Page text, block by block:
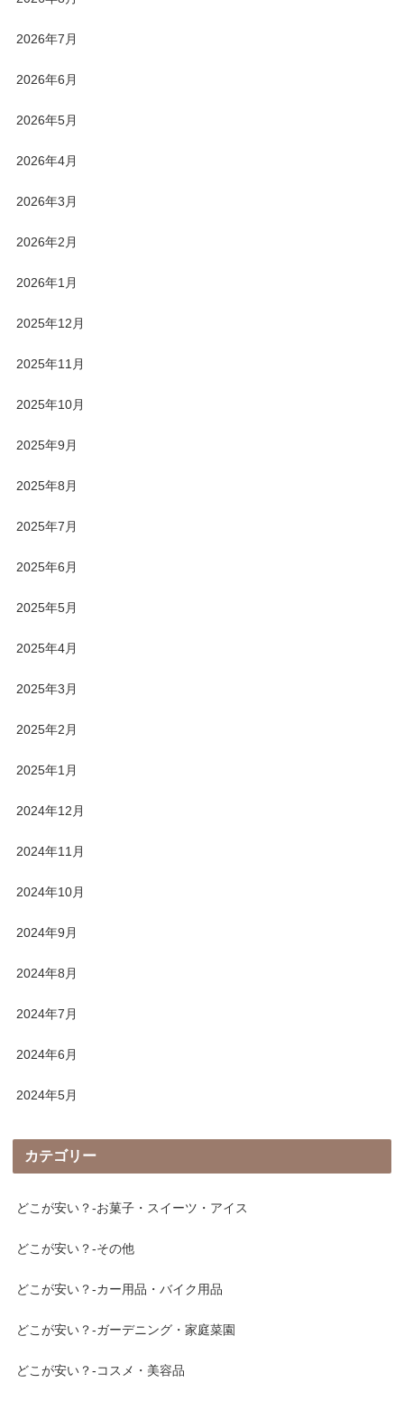
2026年7月
2026年6月
2026年5月
2026年4月
2026年3月
2026年2月
2026年1月
2025年12月
2025年11月
2025年10月
2025年9月
2025年8月
2025年7月
2025年6月
2025年5月
2025年4月
2025年3月
2025年2月
2025年1月
2024年12月
2024年11月
2024年10月
2024年9月
2024年8月
2024年7月
2024年6月
2024年5月
カテゴリー
どこが安い？-お菓子・スイーツ・アイス
どこが安い？-その他
どこが安い？-カー用品・バイク用品
どこが安い？-ガーデニング・家庭菜園
どこが安い？-コスメ・美容品